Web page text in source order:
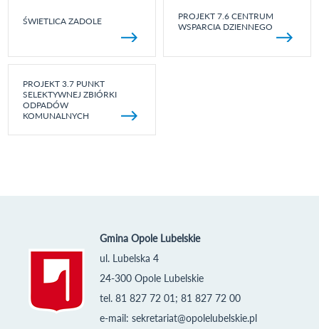
ŚWIETLICA ZADOLE
PROJEKT 7.6 CENTRUM
WSPARCIA DZIENNEGO
PROJEKT 3.7 PUNKT
SELEKTYWNEJ ZBIÓRKI
ODPADÓW
KOMUNALNYCH
Gmina Opole Lubelskie
ul. Lubelska 4
24-300 Opole Lubelskie
tel. 81 827 72 01; 81 827 72 00
e-mail: sekretariat@opolelubelskie.pl